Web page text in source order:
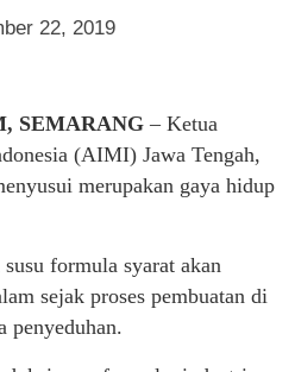
22, 2019
SEMARANG – Ketua
(AIMI) Jawa Tengah,
merupakan gaya hidup
formula syarat akan
sejak proses pembuatan di
penyeduhan.